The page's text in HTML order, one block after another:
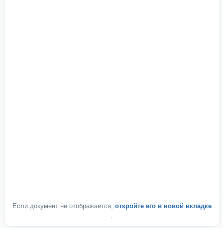
Если документ не отображается, откройте его в новой вкладке